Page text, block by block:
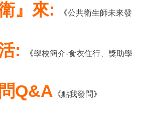
』來: 《公共衛生師未來發
: 《學校簡介-食衣住行 、獎助學
Q&A 《點我發問》